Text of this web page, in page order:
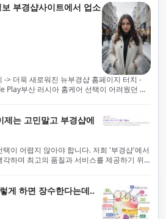
부경샵사이트에서 업소
-> 더욱 새로워진 뉴부경샵 홈페이지 터치 -
Play부산 러시아 홈케어 선택이 어려웠던 시
합니다. 이는 고객님의 최대 편의를 보장하
경샵은 현장에서 바로 고객님께 서비스를
훈련된 관리사들을 다수 보유하고 있음을 자
리미엄 부산 러시아 홈케어 경험을 제공하기
다.현 시대의 불확실성 속에서, 안전은 부경
으로 모니터링합니다.예약금을 요구하는 업
고객 편의를 최우선으로 생각하는 업체를
에서 러시아 홈케어를 전문으로 하는 부경샵
청결과 안전을 가장 중요하게 여깁니다. 부산
제는 고민말고 부경샵에
이 어렵지 않아야 합니다. 저희 '부경샵'에서
하며 최고의 품질과 서비스를 제공하기 위
험을 제공하고자 현장에서 직접 깨끗하고
수 보유하고 있음을 자랑스럽게 여깁니다.
, 부경샵은 안전을 최우선으로 여기며, 이를 위
게 하면 장수한다는데..